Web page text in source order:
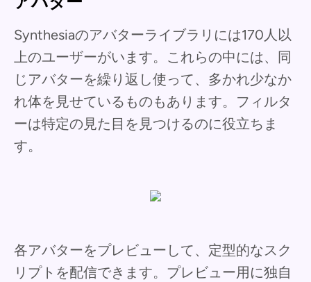
Synthesiaのアバターライブラリには170人以
上のユーザーがいます。これらの中には、同
じアバターを繰り返し使って、多かれ少なか
れ体を見せているものもあります。フィルタ
ーは特定の見た目を見つけるのに役立ちま
す。
各アバターをプレビューして、定型的なスク
リプトを配信できます。プレビュー用に独自